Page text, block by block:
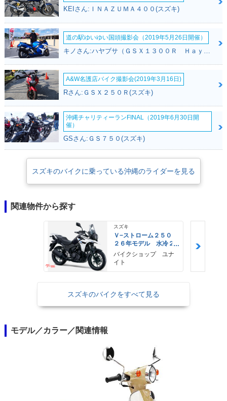
KEIさん:ＩＮＡＺＵＭＡ４００(スズキ)
道の駅ゆいゆい国頭撮影会（2019年5月26日開催）
A&W名護店バイク撮影会(2019年3月16日)
Rさん:ＧＳＸ２５０Ｒ(スズキ)
沖縄チャリティーランFINAL（2019年6月30日開
催）
GSさん:ＧＳ７５０(スズキ)
スズキのバイクに乗っている沖縄のライダーを見る
関連物件から探す
スズキ
Ｖ−ストローム２５０
２６年モデル 水冷２
気筒エンジン ＬＥＤ
ヘッドライト標準装備
バイクショップ ユナ
イト
スズキのバイクをすべて見る
モデル／カラー／関連情報